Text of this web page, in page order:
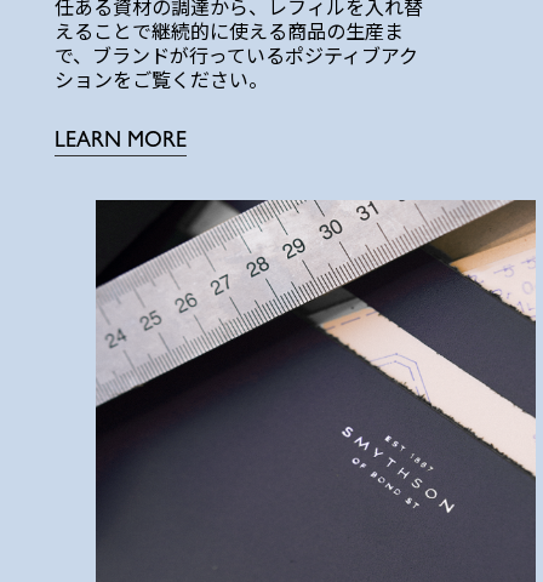
任ある資材の調達から、レフィルを入れ替
えることで継続的に使える商品の生産ま
で、ブランドが行っているポジティブアク
ションをご覧ください。
LEARN MORE